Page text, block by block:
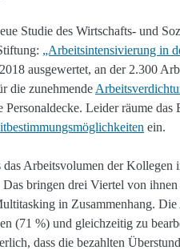
Studie des Wirtschafts- und
„Arbeitsintensivierung in
ausgewertet, an der 2.300
die zunehmende
Leider räume
ein.
das Arbeitsvolumen der Kollegen
bringen drei Viertel von
in Zusammenhang. Die
(71 %) und gleichzeitig zu
dass die bezahlten